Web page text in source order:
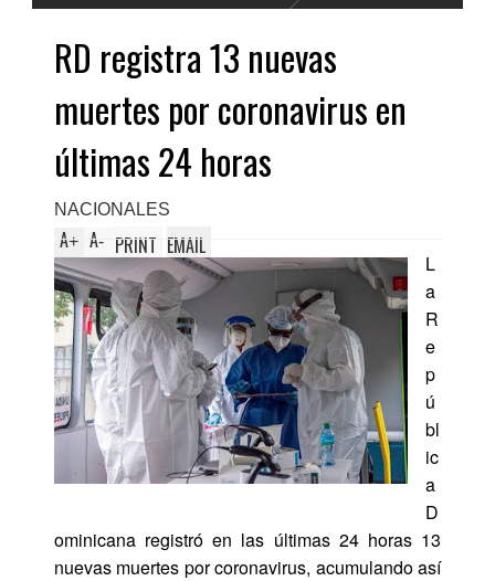
RD registra 13 nuevas
muertes por coronavirus en
últimas 24 horas
NACIONALES
A+ A- PRINT EMAIL
L
a
R
e
p
ú
bl
ic
a
D
ominicana registró en las últimas 24 horas 13
nuevas muertes por coronavirus, acumulando así